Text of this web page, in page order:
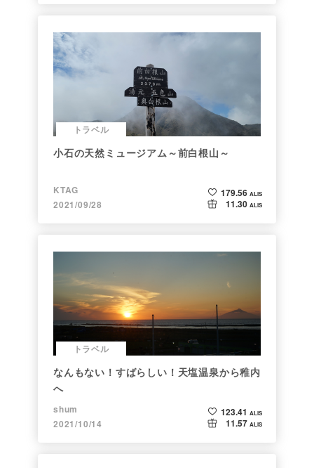
トラベル
小石の天然ミュージアム～前白根山～
KTAG
2021/09/28
179.56 ALIS
11.30 ALIS
トラベル
なんもない！すばらしい！天塩温泉から稚内
へ
shum
2021/10/14
123.41 ALIS
11.57 ALIS